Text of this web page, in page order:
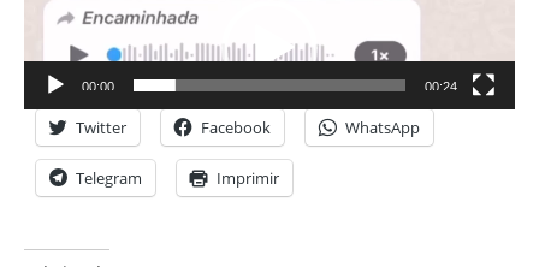
vídeo
00:00 00:24
Twitter Facebook WhatsApp
Telegram Imprimir